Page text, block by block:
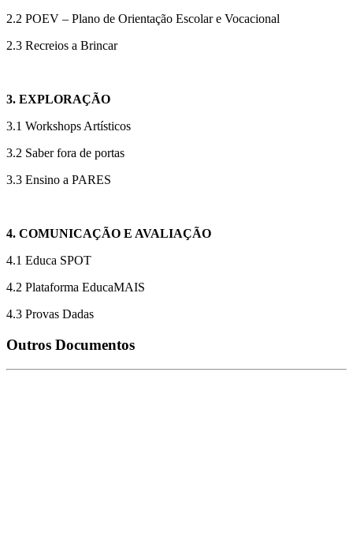
2.2 POEV – Plano de Orientação Escolar e Vocacional
2.3 Recreios a Brincar
3. EXPLORAÇÃO
3.1 Workshops Artísticos
3.2 Saber fora de portas
3.3 Ensino a PARES
4. COMUNICAÇÃO E AVALIAÇÃO
4.1 Educa SPOT
4.2 Plataforma EducaMAIS
4.3 Provas Dadas
Outros Documentos